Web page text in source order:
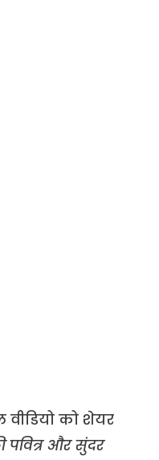
को शेयर
पवित्र और सुंदर